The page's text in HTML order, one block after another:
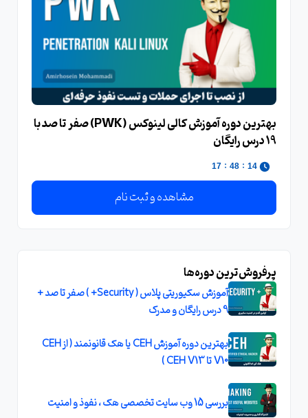
بهترین دوره آموزش کالی لینوکس (PWK) صفر تا صد با
19 درس رایگان
14
:
48
:
17
مشاهده و ثبت نام
پرفروش‌ترین دوره‌ها
آموزش سکیوریتی پلاس ( Security+ ) صفر تا صد +
9 درس رایگان و مدرک
بهترین دوره آموزش CEH یا هک قانونمند ( از CEH
V10 تا CEH V13 )
بررسی 15 وب سایت تخصصی هک ، نفوذ و امنیت